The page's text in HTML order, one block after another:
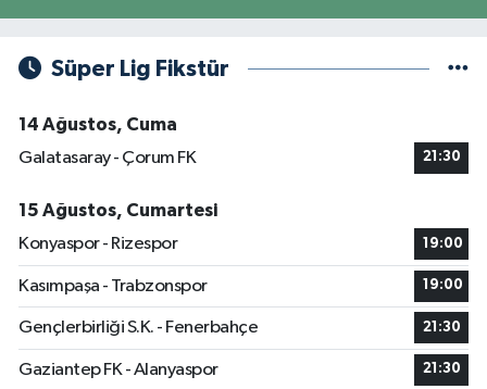
Süper Lig Fikstür
14 Ağustos, Cuma
Galatasaray - Çorum FK
21:30
15 Ağustos, Cumartesi
Konyaspor - Rizespor
19:00
Kasımpaşa - Trabzonspor 19:00
Gençlerbirliği S.K. - Fenerbahçe 21:30
Gaziantep FK - Alanyaspor 21:30